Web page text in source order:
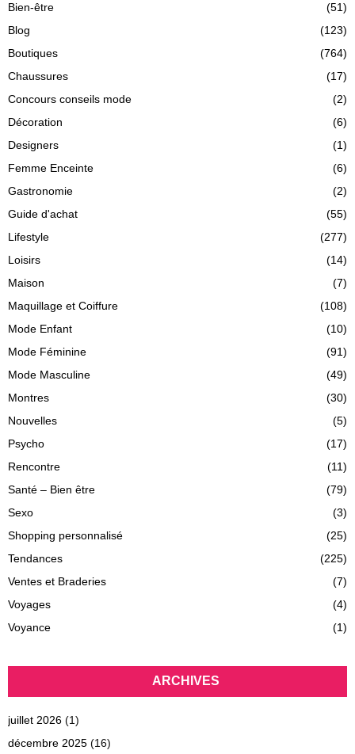
Bien-être
(51)
Blog
(123)
Boutiques
(764)
Chaussures
(17)
Concours conseils mode
(2)
Décoration
(6)
Designers
(1)
Femme Enceinte
(6)
Gastronomie
(2)
Guide d'achat
(55)
Lifestyle
(277)
Loisirs
(14)
Maison
(7)
Maquillage et Coiffure
(108)
Mode Enfant
(10)
Mode Féminine
(91)
Mode Masculine
(49)
Montres
(30)
Nouvelles
(5)
Psycho
(17)
Rencontre
(11)
Santé – Bien être
(79)
Sexo
(3)
Shopping personnalisé
(25)
Tendances
(225)
Ventes et Braderies
(7)
Voyages
(4)
Voyance
(1)
ARCHIVES
juillet 2026 (1)
décembre 2025 (16)